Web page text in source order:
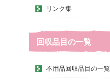
リンク集
回収品目の一覧
不用品回収品目の一覧